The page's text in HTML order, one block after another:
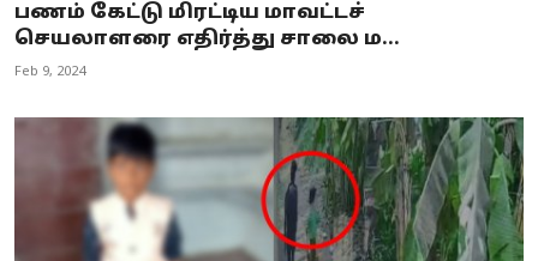
பணம் கேட்டு மிரட்டிய மாவட்டச்
செயலாளரை எதிர்த்து சாலை ம...
Feb 9, 2024